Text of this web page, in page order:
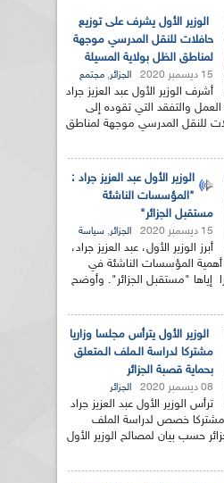
الوزير الأول يشرف على توزيع
حافلات للنقل المدرسي موجهة
لمناطق الظل بولاية المسيلة
15 ديسمبر 2020 الجزائر, مجتمع
أشرف الوزير الأول عبد العزيز جراد
العمل والتفقد التي تقوده إلى
للنقل المدرسي موجهة لمناطق
الوزير الأول عبد العزيز جراد :
"المؤسسات الناشئة
مستقبل الجزائر"
15 ديسمبر 2020 الجزائر, سياسة
أبرز الوزير الأول، عبد العزيز جراد،
أهمية المؤسسات الناشئة في
إياها "مستقبل الجزائر". وأوضح
الوزير الأول يترأس مجلسا وزاريا
مشتركا لدراسة الـملف الـمتعلق
بحماية قصبة الجزائر
08 ديسمبر 2020 الجزائر
ترأس الوزير الأول عبد العزيز جراد
مشتركا خصص لدراسة الملف
حسب بيان لمصالح الوزير الأول